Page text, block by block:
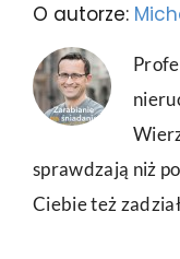
O autorze:
sprawdzają niż
Ciebie też